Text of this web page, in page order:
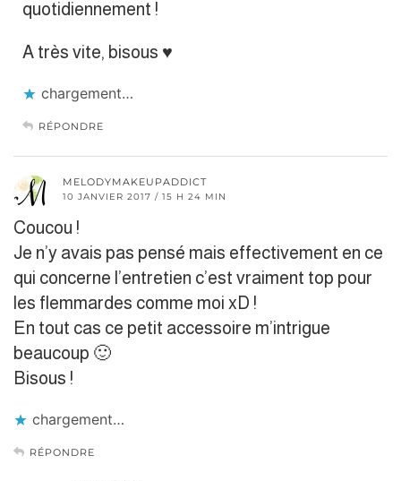
quotidiennement !
A très vite, bisous ♥︎
chargement…
RÉPONDRE
MELODYMAKEUPADDICT
10 JANVIER 2017 / 15 H 24 MIN
Coucou !
Je n’y avais pas pensé mais effectivement en ce
qui concerne l’entretien c’est vraiment top pour
les flemmardes comme moi xD !
En tout cas ce petit accessoire m’intrigue
beaucoup 🙂
Bisous !
chargement…
RÉPONDRE